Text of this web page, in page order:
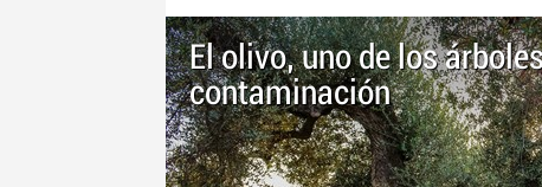
El olivo, uno de los
contaminación